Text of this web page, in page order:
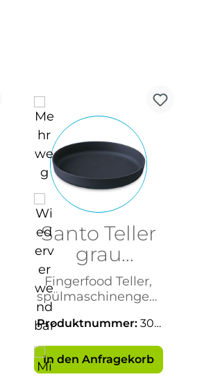
Santo Teller
grau
200mm
Fingerfood Teller,
spülmaschinengeei
Produktnummer: 302
In den Anfragekorb